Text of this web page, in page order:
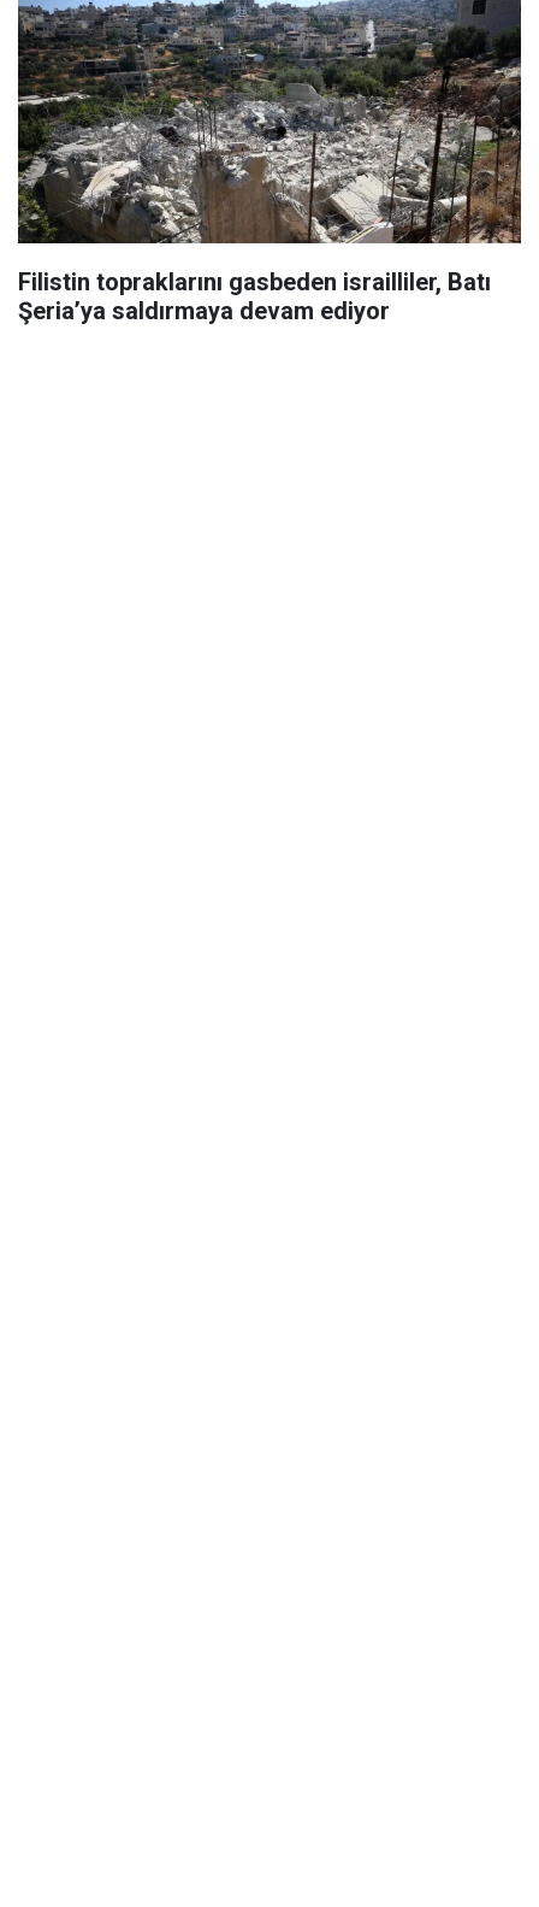
Filistin topraklarını gasbeden israilliler, Batı
Şeria’ya saldırmaya devam ediyor